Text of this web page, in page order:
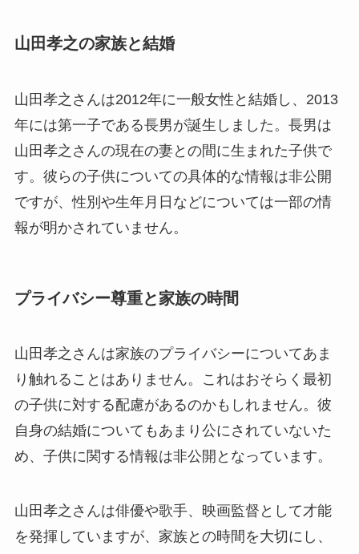
山田孝之の家族と結婚
山田孝之さんは2012年に一般女性と結婚し、2013
年には第一子である長男が誕生しました。長男は
山田孝之さんの現在の妻との間に生まれた子供で
す。彼らの子供についての具体的な情報は非公開
ですが、性別や生年月日などについては一部の情
報が明かされていません。
プライバシー尊重と家族の時間
山田孝之さんは家族のプライバシーについてあま
り触れることはありません。これはおそらく最初
の子供に対する配慮があるのかもしれません。彼
自身の結婚についてもあまり公にされていないた
め、子供に関する情報は非公開となっています。
山田孝之さんは俳優や歌手、映画監督として才能
を発揮していますが、家族との時間を大切にし、